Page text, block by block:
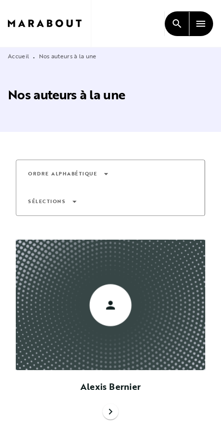
CONTENU
search menu
Accueil • Nos auteurs à la une
Nos auteurs à la une
ORDRE ALPHABÉTIQUE arrow_drop_down
SÉLECTIONS arrow_drop_down
Alexis Bernier
chevron_right